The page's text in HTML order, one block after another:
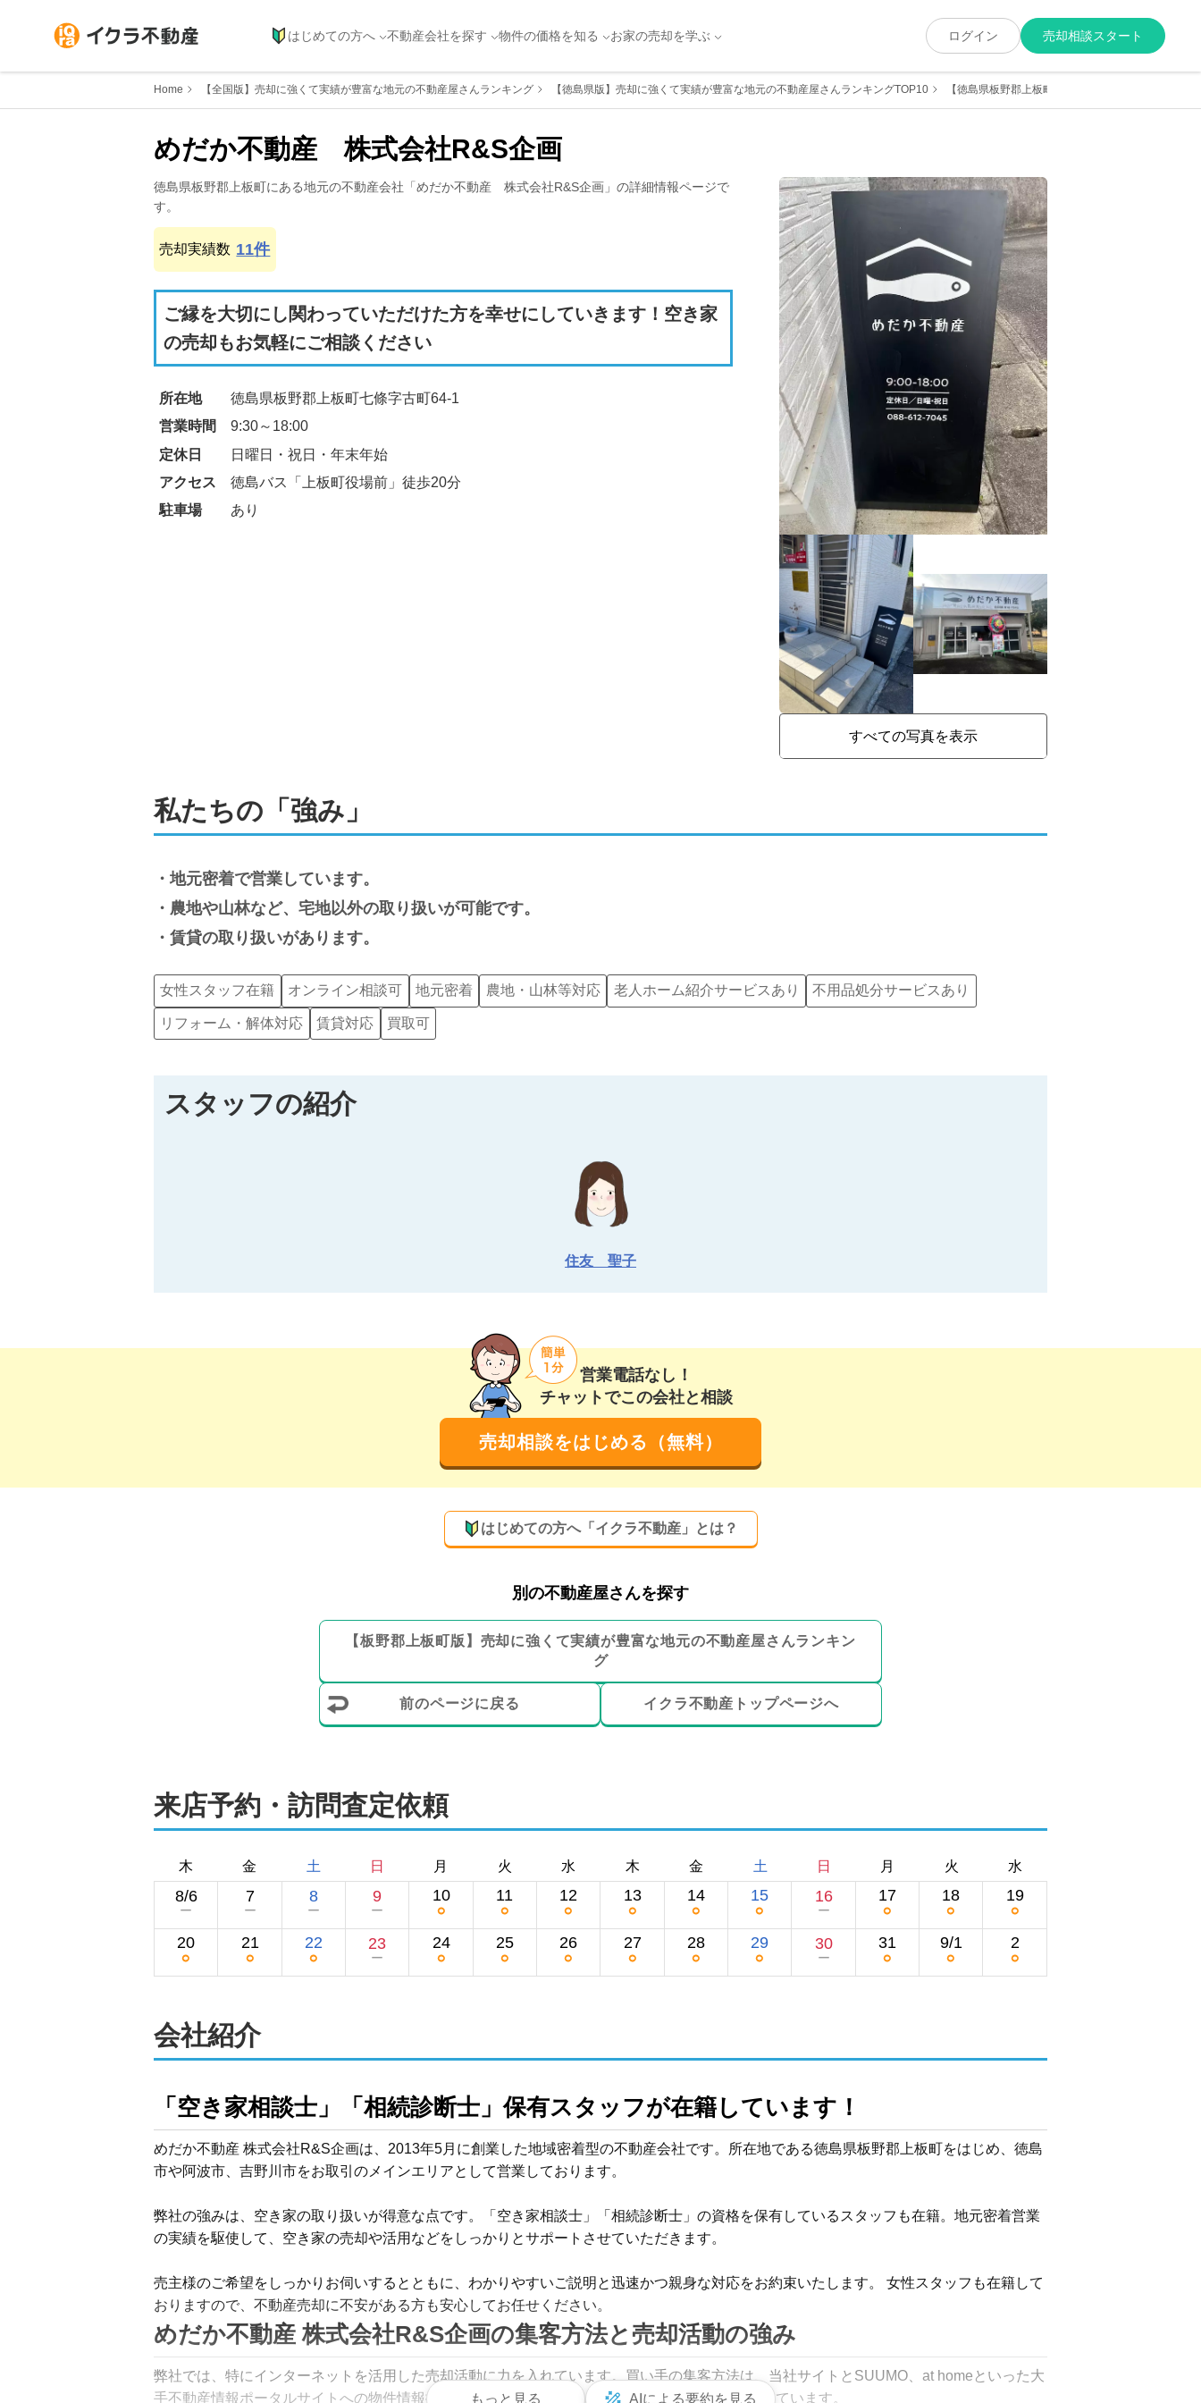
はじめての方へ 不動産会社を探す 物件の価格を知る お家の売却を学ぶ ログイン 売却相談スタート
Home 【全国版】売却に強くて実績が豊富な地元の不動産屋さんランキング 【徳島県版】売却に強くて実績が豊富な地元の不動産屋さんランキングTOP10 【徳島県板野郡上板町版】売却に強くて実績が豊富
めだか不動産　株式会社R&S企画
徳島県板野郡上板町にある地元の不動産会社「 めだか不動産　株式会社R&S企画 」の詳細情報ページで
す。
売却実績数 11件
ご縁を大切にし関わっていただけた方を幸せにしていきます！空き家
の売却もお気軽にご相談ください
所在地
徳島県板野郡上板町七條字古町64-1
営業時間
9:30～18:00
定休日
日曜日・祝日・年末年始
アクセス
徳島バス「上板町役場前」徒歩20分
駐車場
あり
すべての写真を表示
私たちの「強み」
地元密着で営業しています。
農地や山林など、宅地以外の取り扱いが可能です。
賃貸の取り扱いがあります。
女性スタッフ在籍 オンライン相談可 地元密着 農地・山林等対応 老人ホーム紹介サービスあり 不用品処分サービスあり
リフォーム・解体対応 賃貸対応 買取可
スタッフの紹介
住友　聖子
営業電話なし！
チャットでこの会社と相談
売却相談をはじめる（無料）
はじめての方へ「イクラ不動産」とは？
別の不動産屋さんを探す
【板野郡上板町版】 売却に強くて実績が豊富な地元の不動産屋さんランキン
グ
前のページに戻る イクラ不動産トップページへ
来店予約・訪問査定依頼
木 金 土 日 月 火 水 木 金 土 日 月 火 水
8/6
ー
7
ー
8
ー
9
ー
10
○
11
○
12
○
13
○
14
○
15
○
16
ー
17
○
18
○
19
○
20
○
21
○
22
○
23
ー
24
○
25
○
26
○
27
○
28
○
29
○
30
ー
31
○
9/1
○
2
○
会社紹介
「空き家相談士」「相続診断士」保有スタッフが在籍しています！
めだか不動産 株式会社R&S企画は、2013年5月に創業した地域密着型の不動産会社です。所在地である徳島県板野郡上板町をはじめ、徳島
市や阿波市、吉野川市をお取引のメインエリアとして営業しております。
弊社の強みは、空き家の取り扱いが得意な点です。「空き家相談士」「相続診断士」の資格を保有しているスタッフも在籍。地元密着営業
の実績を駆使して、空き家の売却や活用などをしっかりとサポートさせていただきます。
売主様のご希望をしっかりお伺いするとともに、わかりやすいご説明と迅速かつ親身な対応をお約束いたします。 女性スタッフも在籍して
おりますので、不動産売却に不安がある方も安心してお任せください。
めだか不動産 株式会社R&S企画の集客方法と売却活動の強み
弊社では、特にインターネットを活用した売却活動に力を入れています。買い手の集客方法は、当社サイトとSUUMO、at homeといった大
手不動産情報ポータルサイトへの物件情報掲載がメインです。SNSのInstagramでも情報を発信しています。
もっと見る AIによる要約を見る